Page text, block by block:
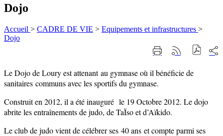
Dojo
Accueil > CADRE DE VIE > Equipements et infrastructures >
Dojo
ImprimerGénérer
RSS
sur
Le Dojo de Loury est attenant au gymnase où il bénéficie de
sanitaires communs avec les sportifs du gymnase.
Construit en 2012, il a été inauguré le 19 Octobre 2012. Le dojo
abrite les entraînements de judo, de TaÏso et d’Aïkido.
Le club de judo vient de célébrer ses 40 ans et compte parmi ses